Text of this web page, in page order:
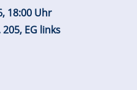
18:00 Uhr
EG links